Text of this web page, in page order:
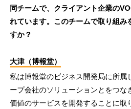
同チームで、クライアント企業の
れています。このチームで取り組み
すか？
大津（博報堂）
私は博報堂のビジネス開発局に所属
ープ会社のソリューションとをつな
価値のサービスを開発することに取